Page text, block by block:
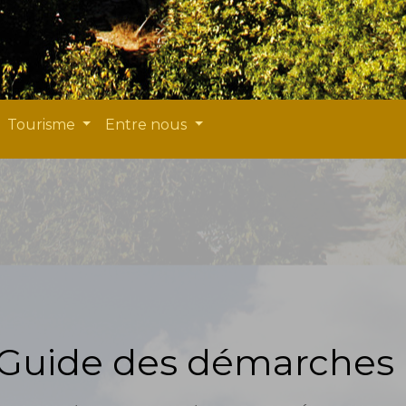
Tourisme Entre nous
des démarches